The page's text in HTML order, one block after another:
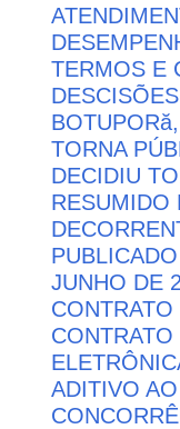
TERMOS E
TORNA
DECIDIU
RESUMIDO
JUNHO DE
ADITIVO